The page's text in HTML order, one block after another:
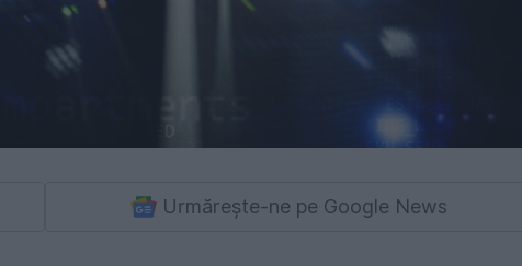
Urmărește-ne pe Google News